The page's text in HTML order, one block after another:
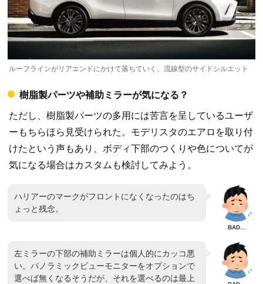
ルーフラインがリアエンドにかけて落ちていく、流線型のサイドシルエット
樹脂製パーツや補助ミラーが気になる？
ただし、樹脂製パーツの多用には苦言を呈しているユーザ
ーもちらほら見受けられた。モデリスタのエアロを取り付
けたという声もあり、ボディ下部のつくりや色についてが
気になる場合はカスタムも検討してみよう。
ハリアーのマークがフロントになくなったのはち
ょっと残念。
左ミラーの下部の補助ミラーは個人的にカッコ悪
い。パノラミックビューモニターをオプションで
選べば無くなるそうだが、それを選べるのは最上